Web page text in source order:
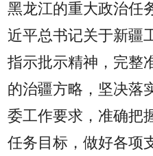
黑龙江的重大政治任
近平总书记关于新疆
指示批示精神，完整
的治疆方略，坚决落
委工作要求，准确把
任务目标，做好各项